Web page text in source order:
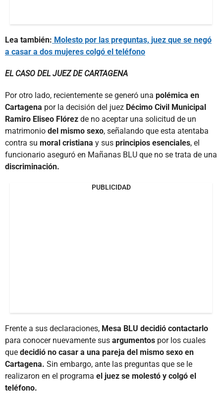
Lea también: Molesto por las preguntas, juez que se negó
a casar a dos mujeres colgó el teléfono
EL CASO DEL JUEZ DE CARTAGENA
Por otro lado, recientemente se generó una polémica en
Cartagena por la decisión del juez Décimo Civil Municipal
Ramiro Eliseo Flórez de no aceptar una solicitud de un
matrimonio del mismo sexo, señalando que esta atentaba
contra su moral cristiana y sus principios esenciales, el
funcionario aseguró en Mañanas BLU que no se trata de una
discriminación.
PUBLICIDAD
Frente a sus declaraciones, Mesa BLU decidió contactarlo
para conocer nuevamente sus argumentos por los cuales
que decidió no casar a una pareja del mismo sexo en
Cartagena. Sin embargo, ante las preguntas que se le
realizaron en el programa el juez se molestó y colgó el
teléfono.